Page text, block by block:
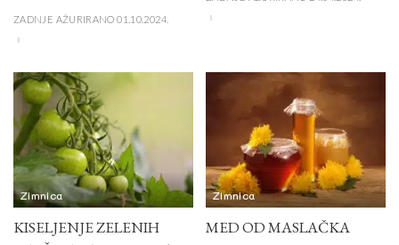
ZADNJE AŽURIRANO 01.10.2024.
Zimnica
KISELJENJE ZELENIH
Zimnica
MED OD MASLAČKA